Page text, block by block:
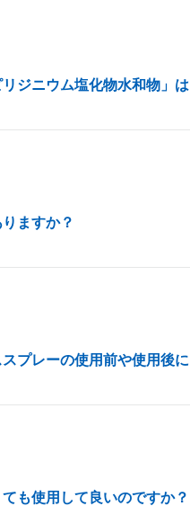
リジニウム塩化物水和物」
ますか？
プレーの使用前や使用後
も使用して良いのですか？